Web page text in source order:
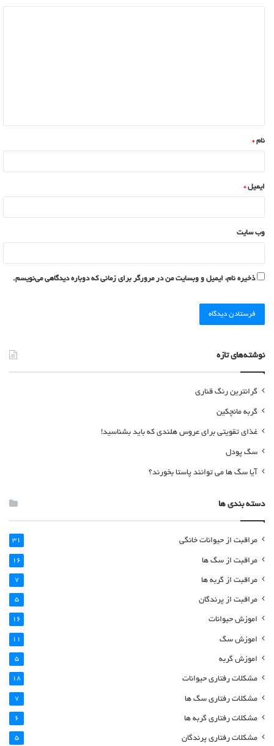
نام*
ایمیل*
وب‌ سایت
ذخیره نام، ایمیل و وبسایت من در مرورگر برای زمانی که دوباره دیدگاهی می‌نویسم.
نوشته‌های تازه
گرانترین رنگ قناری
گربه مانچکین
غذای تقویتی برای عروس هلندی که باید بشناسید!
سگ پودل
آیا سگ ها می توانند پاستا بخورند؟
دسته بندی ها
مراقبت از حیوانات خانگی 31
مراقبت از سگ ها 16
مراقبت از گربه ها 7
مراقبت از پرندگان 5
اموزش حیوانات 16
اموزش سگ 11
اموزش گربه 5
مشکلات رفتاری حیوانات 18
مشکلات رفتاری سگ ها 7
مشکلات رفتاری گربه ها 6
مشکلات رفتاری پرندگان 5